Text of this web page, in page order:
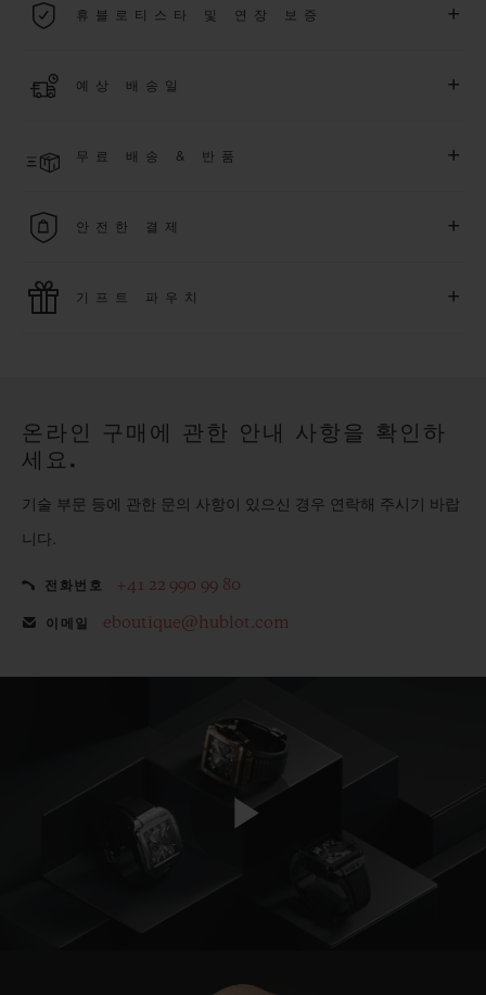
용됩니다.휴블로티스타 및 연장 보증 +
에 대해5 년 추가 워런티 혜택
또한 다양
더 알아보기
예상 배송일 +
다. *재고 상황에 따라 달라질 수 있습니다*.
무료 배송 & 반품 +
을 누려보세요
안전한 결제 +
모든 제품은 빠르고 안전하게 결제가 가능하며, 개인정보를 안
기프트 파우치 +
온라인 구매에 관한 안내 사항을 확인하
세요.
기술 부문 등에 관한 문의 사항이 있으신 경우 연락해 주시기 바랍
니다.
전화번호 +41 22 990 99 80
이메일 eboutique@hublot.com
Play
Video